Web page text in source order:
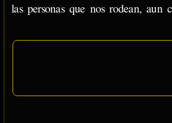
las personas que nos rodean, aun